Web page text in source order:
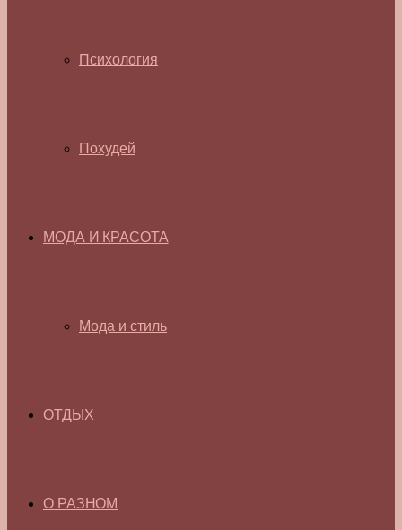
Психология
Похудей
МОДА И КРАСОТА
Мода и стиль
ОТДЫХ
О РАЗНОМ